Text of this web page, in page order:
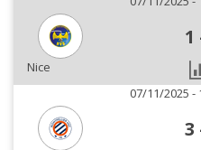
1
Nice
07/11/2025 -
3